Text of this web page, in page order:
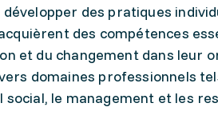
des pratiques
des compétences
et du changement dans leur
domaines professionnels
le management et les